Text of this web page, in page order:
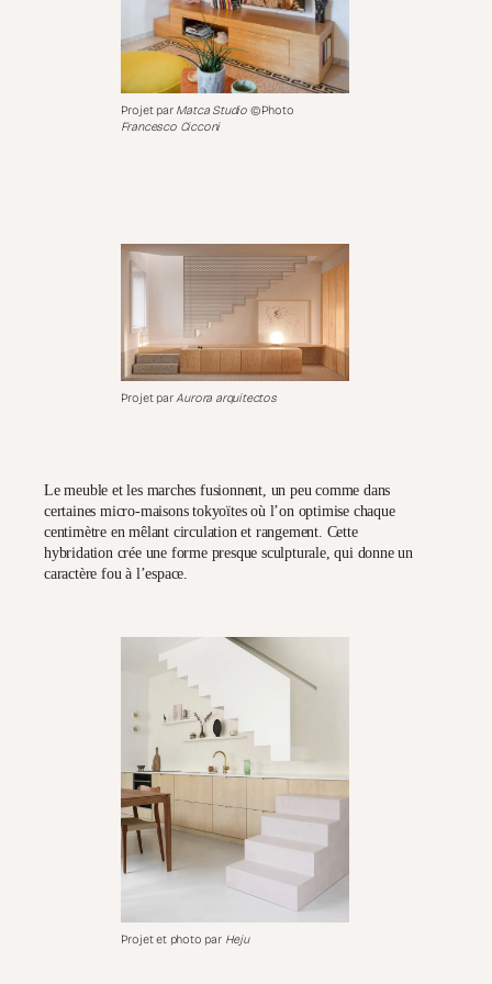
Projet par Matca Studio ©Photo
Francesco Cicconi
Projet parAurora arquitectos
Le meuble et les marches fusionnent, un peu comme dans
certaines micro-maisons tokyoïtes où l’on optimise chaque
centimètre en mêlant circulation et rangement. Cette
hybridation crée une forme presquesculpturale, qui donne un
caractère fou à l’espace.
Projet et photo par Heju